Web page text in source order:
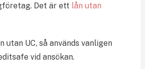
Det är ett lån utan
UC, så används vanligen
vid ansökan.